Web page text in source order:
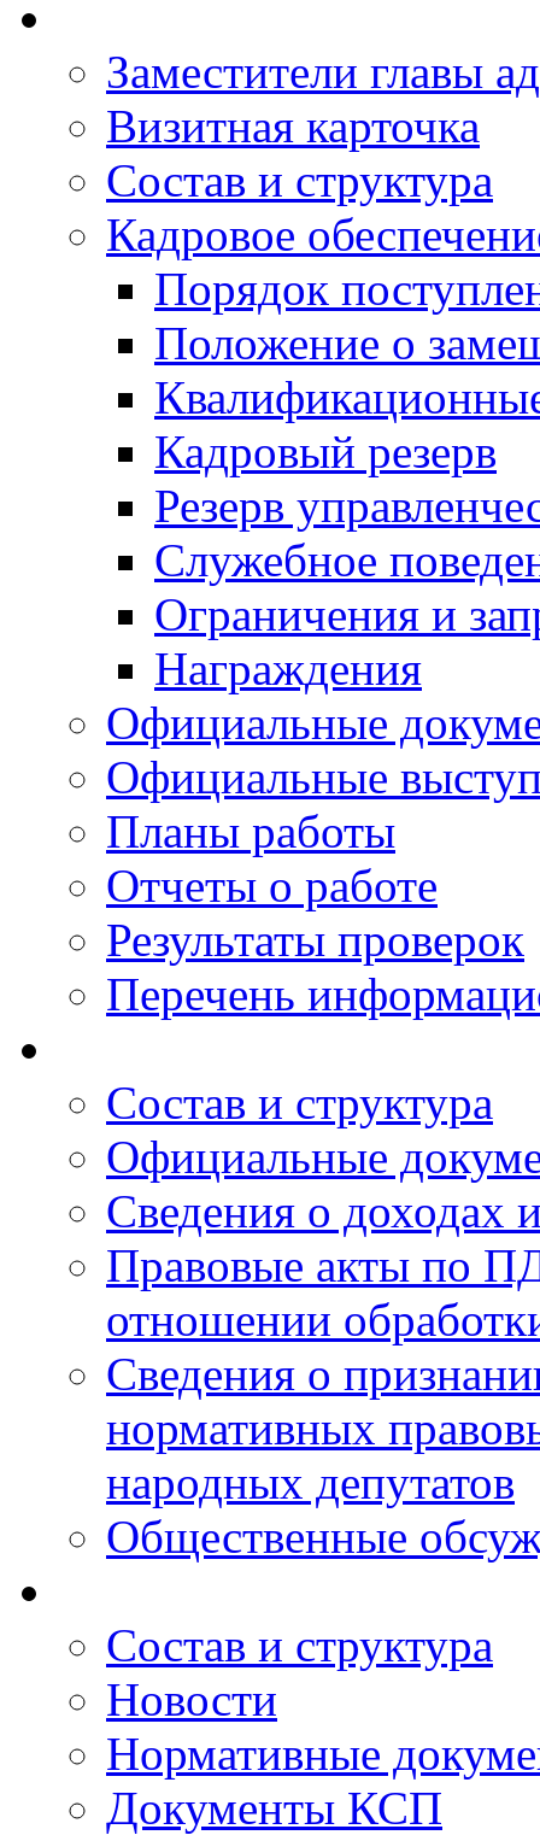
Заместители главы
Визитная карточка
Состав и структура
Кадровое
Порядок
Положение о
Кадровый резерв
Резерв
Служебное
Ограничения и
Награждения
Официальные
Официальные
Планы работы
Отчеты о работе
Результаты проверок
Перечень
Состав и структура
Официальные
Сведения о доходах
Правовые акты по
отношении
Сведения о
нормативных
народных депутатов
Общественные
Состав и структура
Новости
Нормативные
Документы КСП